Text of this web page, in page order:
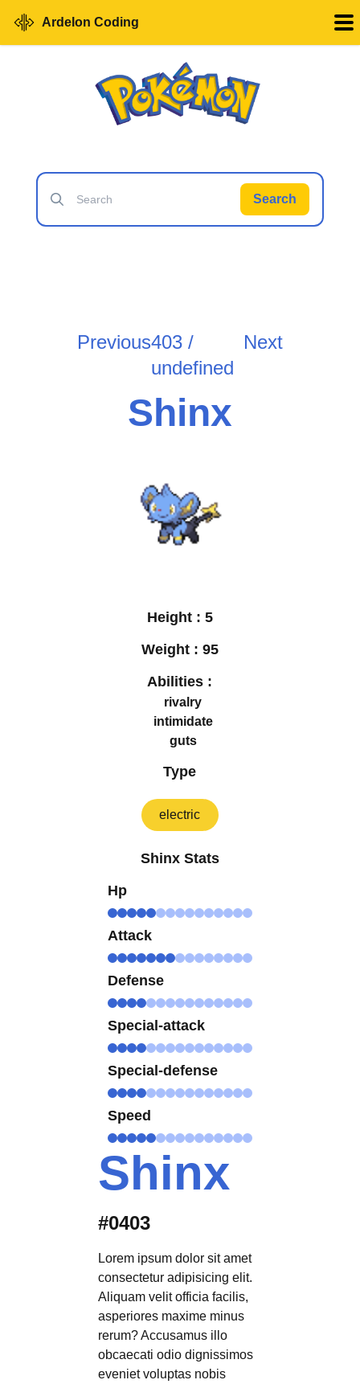
Ardelon Coding
Search
Previous403 /
undefined
Next
Shinx
Height : 5
Weight : 95
Abilities :
rivalry
intimidate
guts
Type
electric
Shinx Stats
Hp
Attack
Defense
Special-attack
Special-defense
Speed
Shinx
#0403
Lorem ipsum dolor sit amet
consectetur adipisicing elit.
Aliquam velit officia facilis,
asperiores maxime minus
rerum? Accusamus illo
obcaecati odio dignissimos
eveniet voluptas nobis